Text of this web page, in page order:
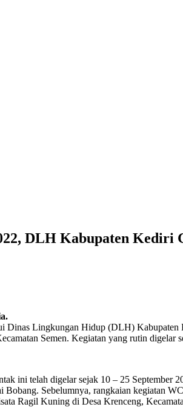
DLH Kabupaten Kediri
Dinas Lingkungan Hidup (DLH)
Semen. Kegiatan yang rutin
ini telah digelar sejak 10 – 25
Bobang. Sebelumnya, rangkaian kegiatan
Ragil Kuning di Desa Krenceng,